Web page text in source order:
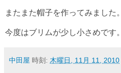
またまた帽子を作ってみました。
今度はブリムが少し小さめです。
中田屋 時刻: 木曜日, 11月 11, 2010